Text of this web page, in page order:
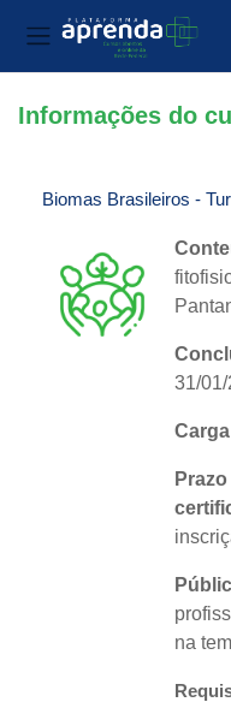
Painel lateral
Informações do
Biomas Brasileiros -
31/
na